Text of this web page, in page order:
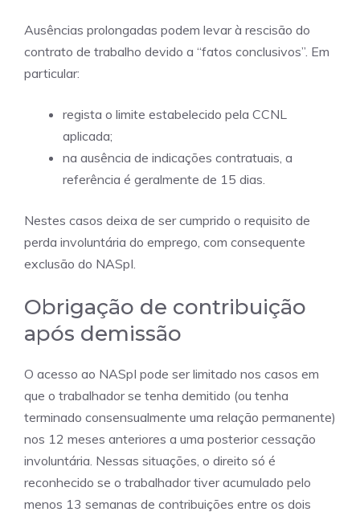
Ausências prolongadas podem levar à rescisão do
contrato de trabalho devido a “fatos conclusivos”. Em
particular:
regista o limite estabelecido pela CCNL
aplicada;
na ausência de indicações contratuais, a
referência é geralmente de 15 dias.
Nestes casos deixa de ser cumprido o requisito de
perda involuntária do emprego, com consequente
exclusão do NASpI.
Obrigação de contribuição
após demissão
O acesso ao NASpI pode ser limitado nos casos em
que o trabalhador se tenha demitido (ou tenha
terminado consensualmente uma relação permanente)
nos 12 meses anteriores a uma posterior cessação
involuntária. Nessas situações, o direito só é
reconhecido se o trabalhador tiver acumulado pelo
menos 13 semanas de contribuições entre os dois